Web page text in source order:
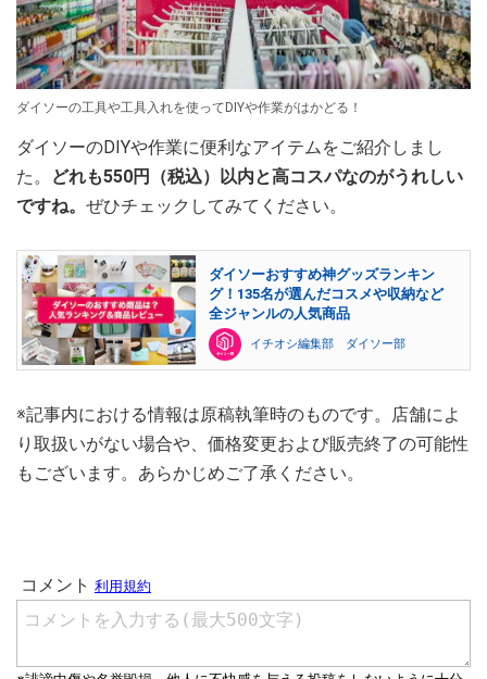
ダイソーの工具や工具入れを使ってDIYや作業がはかどる！
ダイソーのDIYや作業に便利なアイテムをご紹介しまし
た。
どれも550円（税込）以内と高コスパなのがうれしい
ですね。 ぜひチェックしてみてください。
ダイソーおすすめ神グッズランキン
グ！135名が選んだコスメや収納など
全ジャンルの人気商品
イチオシ編集部 ダイソー部
※記事内における情報は原稿執筆時のものです。店舗によ
り取扱いがない場合や、価格変更および販売終了の可能性
もございます。あらかじめご了承ください。